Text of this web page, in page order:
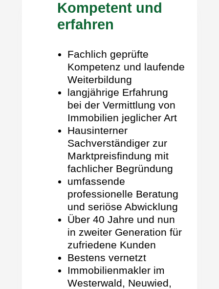
Kompetent und
erfahren
Fachlich geprüfte
Kompetenz und laufende
Weiterbildung
langjährige Erfahrung
bei der Vermittlung von
Immobilien jeglicher Art
Hausinterner
Sachverständiger zur
Marktpreisfindung mit
fachlicher Begründung
umfassende
professionelle Beratung
und seriöse Abwicklung
Über 40 Jahre und nun
in zweiter Generation für
zufriedene Kunden
Bestens vernetzt
Immobilienmakler im
Westerwald, Neuwied,